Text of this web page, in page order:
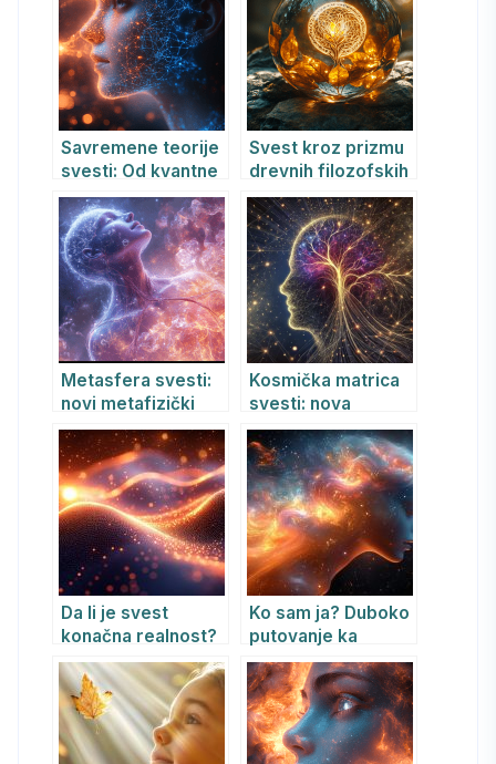
neuronaučnih
otkrića
Savremene teorije
svesti: Od kvantne
fizike do veštačke
inteligencije
Svest kroz prizmu
drevnih filozofskih
tradicija: Put od
istoka do zapada
Metasfera svesti:
novi metafizički
model stvarnosti
Kosmička matrica
svesti: nova
perspektiva
interakcije uma i
univerzuma
Da li je svest
konačna realnost?
Sveobuhvatno
istraživanje
Analitičkog
idealizma Bernarda
Kastrupa
Ko sam ja? Duboko
putovanje ka
svesti, duši i
Apsolutu